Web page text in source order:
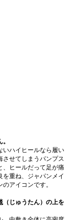
いハイヒールなら履い
させてしまうパンプス
、ヒールだって足が痛
を重ね、ジャパンメイ
アイコンです。
（じゅうたん）の上を